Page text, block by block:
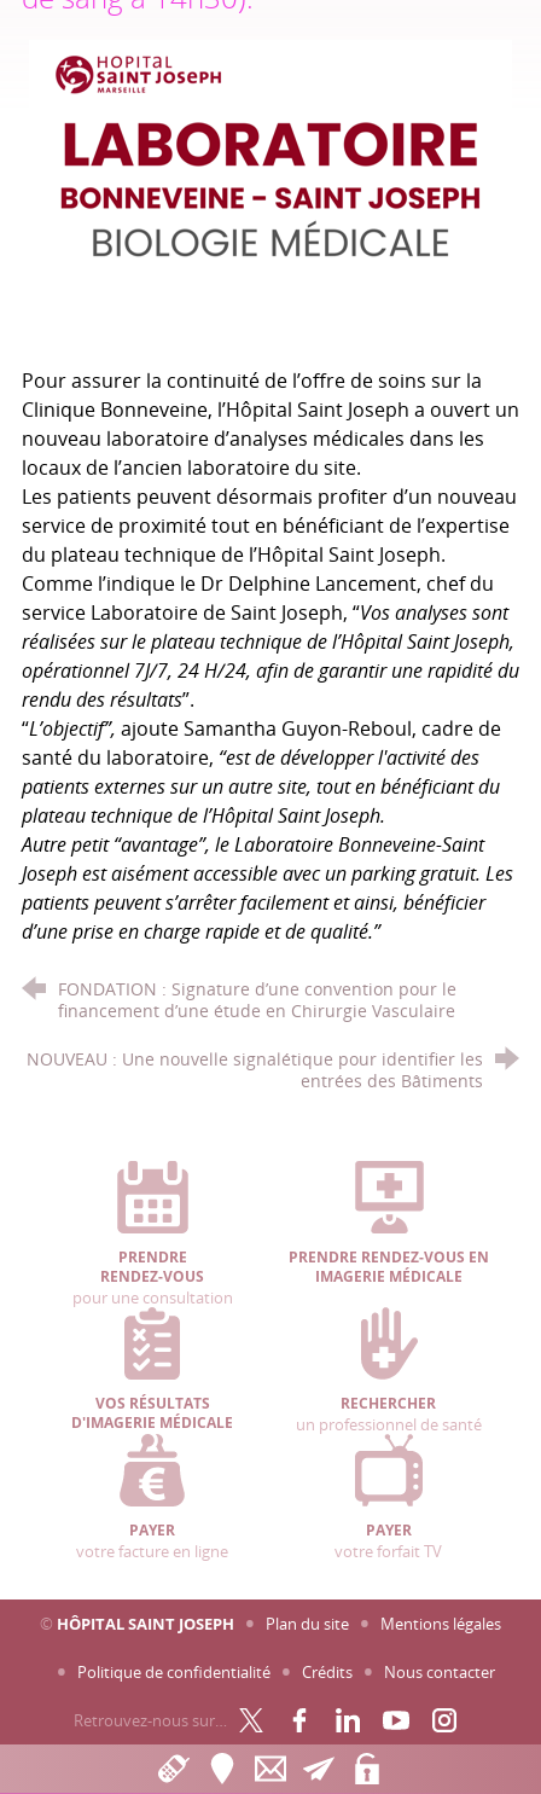
Pour assurer la continuité de l’offre de soins sur la
Clinique Bonneveine, l’Hôpital Saint Joseph a ouvert un
nouveau laboratoire d’analyses médicales dans les
locaux de l’ancien laboratoire du site.
Les patients peuvent désormais profiter d’un nouveau
service de proximité tout en bénéficiant de l’expertise
du plateau technique de l’Hôpital Saint Joseph.
Comme l’indique le Dr Delphine Lancement, chef du
service Laboratoire de Saint Joseph, “Vos analyses sont
réalisées sur le plateau technique de l’Hôpital Saint Joseph,
opérationnel 7J/7, 24 H/24, afin de garantir une rapidité du
rendu des résultats”.
“L’objectif”, ajoute Samantha Guyon-Reboul, cadre de
santé du laboratoire, “est de développer l'activité des
patients externes sur un autre site, tout en bénéficiant du
plateau technique de l’Hôpital Saint Joseph.
Autre petit “avantage”, le Laboratoire Bonneveine-Saint
Joseph est aisément accessible avec un parking gratuit. Les
patients peuvent s’arrêter facilement et ainsi, bénéficier
d’une prise en charge rapide et de qualité.”
FONDATION : Signature d’une convention pour le
financement d’une étude en Chirurgie Vasculaire
NOUVEAU : Une nouvelle signalétique pour identifier les
entrées des Bâtiments
PRENDRE
RENDEZ-VOUS
pour une consultation
PRENDRE RENDEZ-VOUS EN
IMAGERIE MÉDICALE
VOS RÉSULTATS
D'IMAGERIE MÉDICALE
RECHERCHER
un professionnel de santé
PAYER
votre facture en ligne
PAYER
votre forfait TV
© HÔPITAL SAINT JOSEPH Plan du site Mentions légales
Politique de confidentialité Crédits Nous contacter
Retrouvez-nous sur…